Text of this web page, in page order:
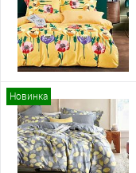
Новинка